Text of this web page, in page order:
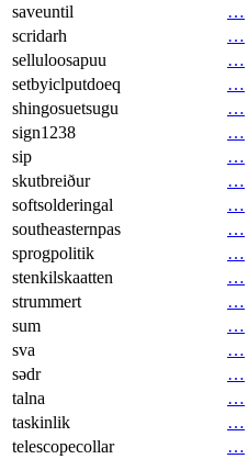
saveuntil
…
scridarh
…
selluloosapuu
…
setbyiclputdoeq
…
shingosuetsugu
…
sign1238
…
sip
…
skutbreiður
…
softsolderingal
…
southeasternpas
…
sprogpolitik
…
stenkilskaatten
…
strummert
…
sum
…
sva
…
sədr
…
talna
…
taskinlik
…
telescopecollar
…